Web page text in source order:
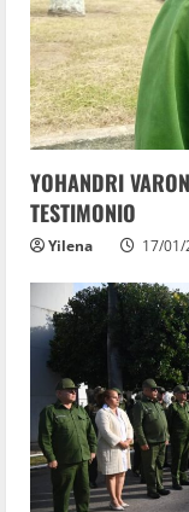
YOHANDRI
TESTIMONIO
Yilena 17/